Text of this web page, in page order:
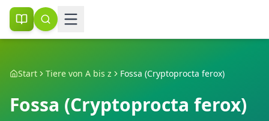
Start Tiere von A bis z Fossa (Cryptoprocta ferox)
Fossa (Cryptoprocta ferox)